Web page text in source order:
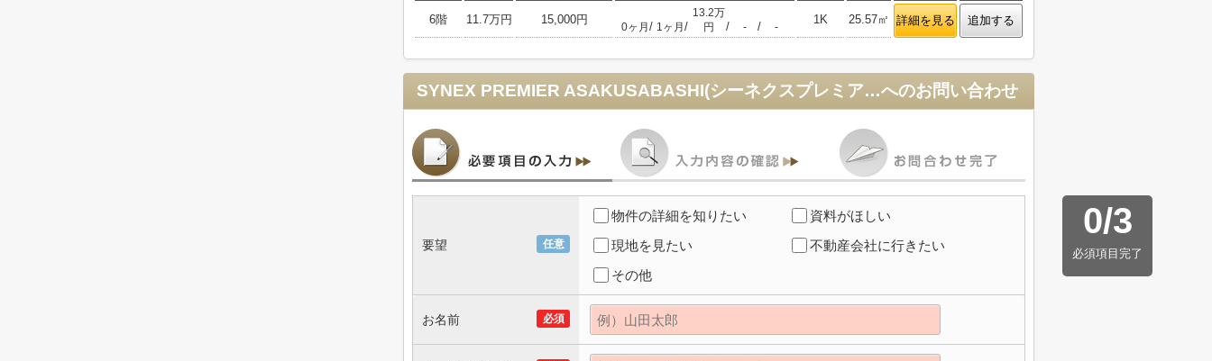
6階
11.7万円 15,000円
0ヶ月 / 1ヶ月 /
13.2万
円
/ - / -
1K 25.57㎡ 詳細を見る 追加する
SYNEX PREMIER ASAKUSABASHI(シーネクスプレミア浅草橋)へのお問い合わせ
0/3
必須項目完了
任意
要望
物件の詳細を知りたい
資料がほしい
現地を見たい
不動産会社に行きたい
その他
必須
お名前